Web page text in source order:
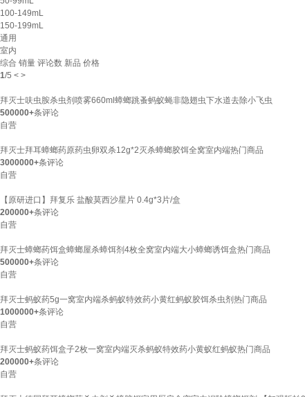
100-149mL
150-199mL
通用
室内
综合 销量 评论数 新品 价格
1/5 < >
拜灭士呋虫胺杀虫剂喷雾660ml蟑螂跳蚤蚂蚁蝇非隐翅虫下水道去除小飞虫
500000+条评论
自营
拜灭士拜耳蟑螂药原药虫卵双杀12g*2灭杀蟑螂胶饵全窝室内端热门商品
3000000+条评论
自营
【原研进口】拜复乐 盐酸莫西沙星片 0.4g*3片/盒
200000+条评论
自营
拜灭士蟑螂药饵盒蟑螂屋杀蟑饵剂4枚全窝室内端大小蟑螂诱饵盒热门商品
500000+条评论
自营
拜灭士蚂蚁药5g一窝室内端杀蚂蚁特效药小黄红蚂蚁胶饵杀虫剂热门商品
1000000+条评论
自营
拜灭士蚂蚁药饵盒子2枚一窝室内端灭杀蚂蚁特效药小黄蚁红蚂蚁热门商品
200000+条评论
自营